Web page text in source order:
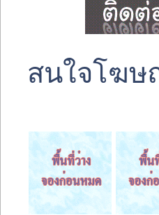
สนใจโฆษ